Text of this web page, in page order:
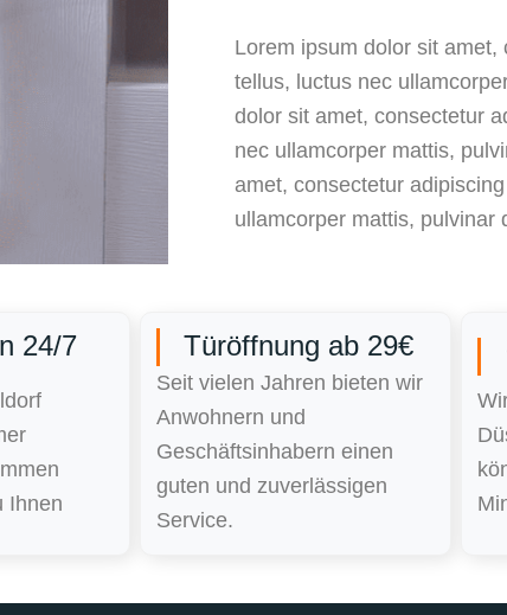
Lorem ipsum dolor sit
tellus, luctus nec
dolor sit amet, consectetur
nec ullamcorper mattis,
amet, consectetur
ullamcorper mattis, pulvinar
24/7
Ihnen
Türöffnung ab 29€
Seit vielen Jahren bieten wir
Anwohnern und
Geschäftsinhabern einen
guten und zuverlässigen
Service.